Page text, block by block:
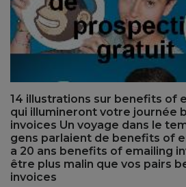
14 illustrations sur benefits of
qui illumineront votre journée
invoices Un voyage dans le
gens parlaient de benefits of
a 20 ans benefits of emailing
être plus malin que vos pairs
invoices